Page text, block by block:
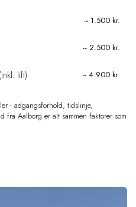
~ 1.500 kr.
~ 2.500 kr.
lift) ~ 4.900 kr.
- adgangsforhold, tidslinje,
Aalborg er alt sammen faktorer som